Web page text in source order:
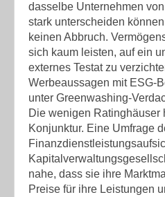
dasselbe Unternehmen
stark unterscheiden
keinen Abbruch.
sich kaum leisten, auf ein
externes Testat zu
Werbeaussagen mit ESG-
unter Greenwashing-
Die wenigen Ratinghäuser
Konjunktur. Eine Umfrage
nahe, dass sie ihre
Preise für ihre Leistungen